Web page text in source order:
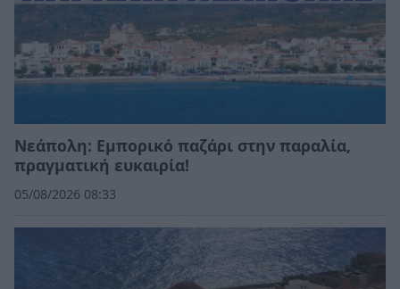
Νεάπολη: Εμπορικό παζάρι στην παραλία,
πραγματική ευκαιρία!
05/08/2026 08:33